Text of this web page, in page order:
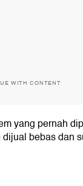
WITH CONTENT
yang pernah
bebas dan